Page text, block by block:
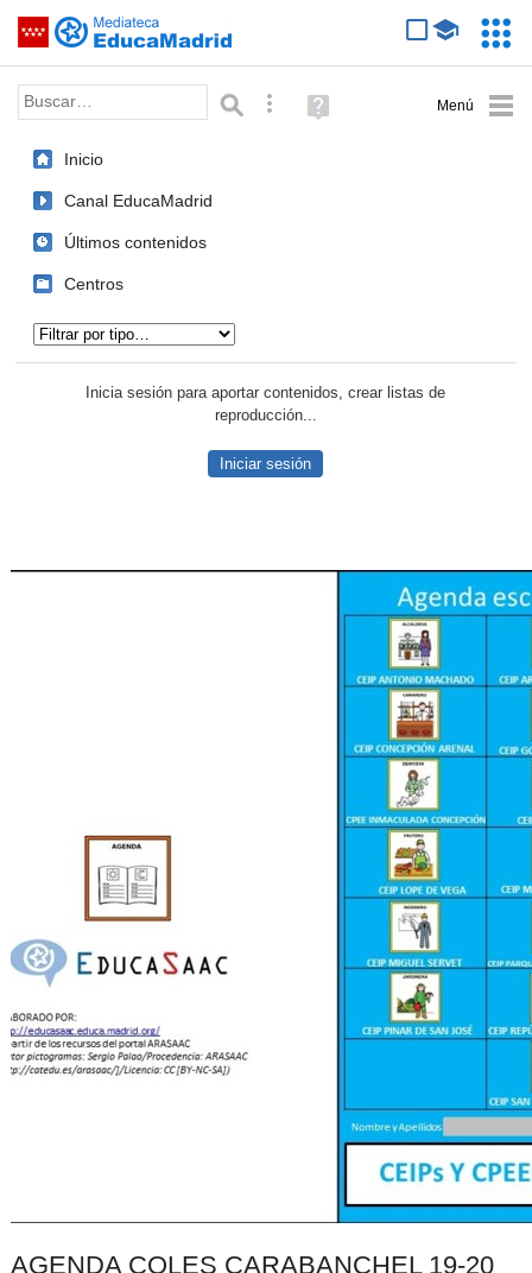
Saltar navegación
Palabra o frase: Búsqueda avanzada
Ayuda
(en
Inicio
Canal EducaMadrid
Últimos contenidos
Centros
Inicia sesión para aportar contenidos, crear listas de
reproducción...
Iniciar sesión
AGENDA COLES CARABANCHEL 19-20